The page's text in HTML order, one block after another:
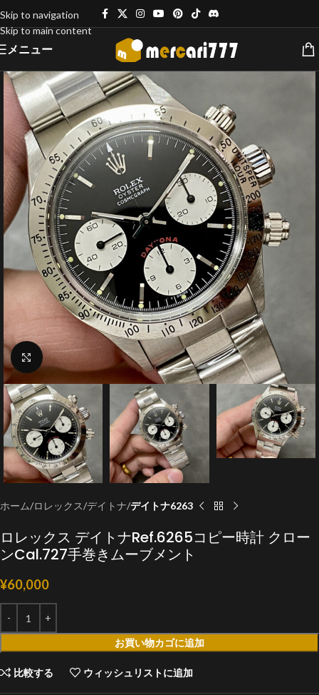
Skip to navigation
Skip to main content
メニュー
クリックで拡大
ホーム ロレックス デイトナ デイトナ6263
ロレックス デイトナRef.6265コピー時計 クロー
ンCal.727手巻きムーブメント
¥60,000
お買い物カゴに追加
比較する ウィッシュリストに追加